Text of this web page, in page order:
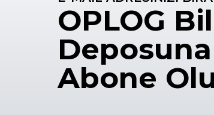
OPLOG
Deposuna
Abone